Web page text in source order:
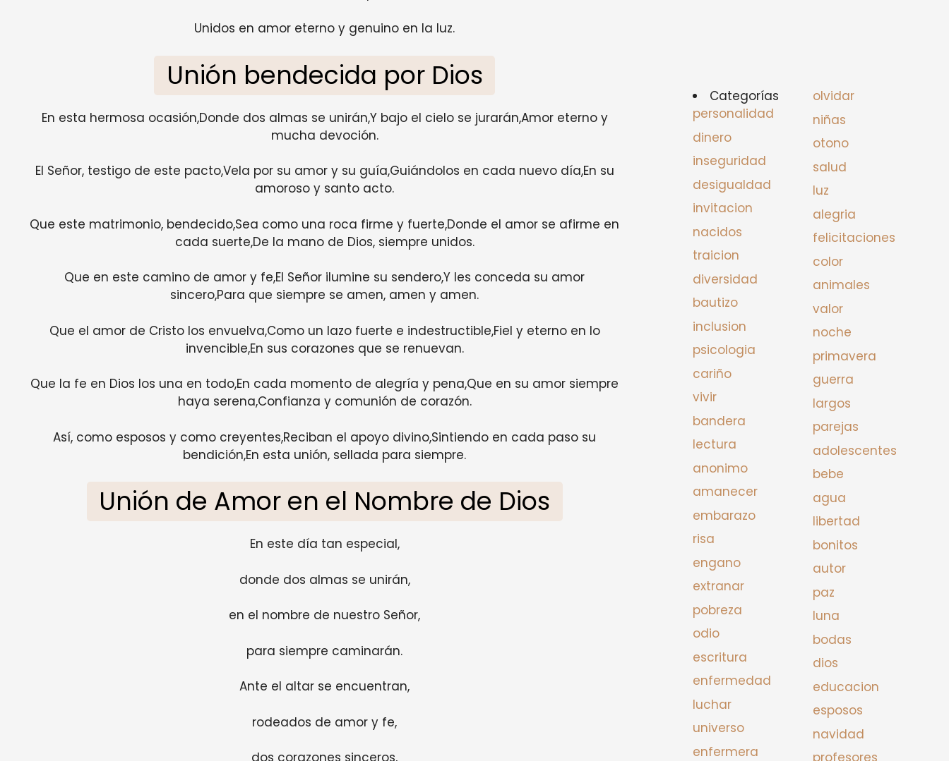
Unidos en amor eterno y genuino en la luz.
Unión bendecida por Dios
En esta hermosa ocasión,Donde dos almas se unirán,Y bajo el cielo se jurarán,Amor eterno y
mucha devoción.
El Señor, testigo de este pacto,Vela por su amor y su guía,Guiándolos en cada nuevo día,En su
amoroso y santo acto.
Que este matrimonio, bendecido,Sea como una roca firme y fuerte,Donde el amor se afirme en
cada suerte,De la mano de Dios, siempre unidos.
Que en este camino de amor y fe,El Señor ilumine su sendero,Y les conceda su amor
sincero,Para que siempre se amen, amen y amen.
Que el amor de Cristo los envuelva,Como un lazo fuerte e indestructible,Fiel y eterno en lo
invencible,En sus corazones que se renuevan.
Que la fe en Dios los una en todo,En cada momento de alegría y pena,Que en su amor siempre
haya serena,Confianza y comunión de corazón.
Así, como esposos y como creyentes,Reciban el apoyo divino,Sintiendo en cada paso su
bendición,En esta unión, sellada para siempre.
Unión de Amor en el Nombre de Dios
En este día tan especial,
donde dos almas se unirán,
en el nombre de nuestro Señor,
para siempre caminarán.
Ante el altar se encuentran,
rodeados de amor y fe,
dos corazones sinceros,
Categorías
personalidad
dinero
inseguridad
desigualdad
invitacion
nacidos
traicion
diversidad
bautizo
inclusion
psicologia
cariño
vivir
bandera
lectura
anonimo
amanecer
embarazo
risa
engano
extranar
pobreza
odio
escritura
enfermedad
luchar
universo
enfermera
olvidar
niñas
otono
salud
luz
alegria
felicitaciones
color
animales
valor
noche
primavera
guerra
largos
parejas
adolescentes
bebe
agua
libertad
bonitos
autor
paz
luna
bodas
dios
educacion
esposos
navidad
profesores